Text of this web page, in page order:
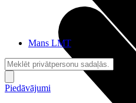
Mans LMT
Piedāvājumi